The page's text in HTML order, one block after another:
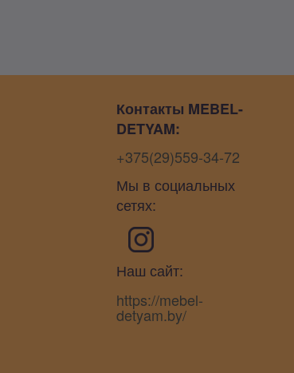
Контакты MEBEL-
DETYAM:
+375(29)559-34-72
Мы в социальных
сетях:
Наш сайт:
https://mebel-
detyam.by/